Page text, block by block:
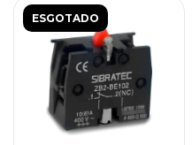
ESGOTADO